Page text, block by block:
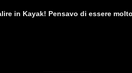
in Kayak! Pensavo di essere